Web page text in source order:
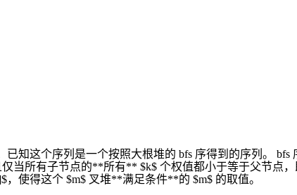
已知这个序列是一个按照大根堆的 bfs 序得到的序列。
仅当所有子节点的**所有** $k$ 个权值都小于等于父节点
使得这个 $m$ 叉堆**满足条件**的 $m$ 的取值。